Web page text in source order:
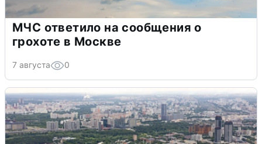
МЧС ответило на сообщения о
грохоте в Москве
7 августа 0